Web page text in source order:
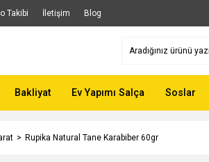
Takibi İletişim Blog
Bakliyat Ev Yapımı Salça Soslar
Rupika Natural Tane Karabiber 60gr